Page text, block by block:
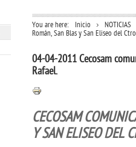
You are here: Inicio
NOTICIAS
Román, San Blas y San Eliseo del
04-04-2011 Cecosam
Rafael.
CECOSAM
Y SAN ELISEO DEL